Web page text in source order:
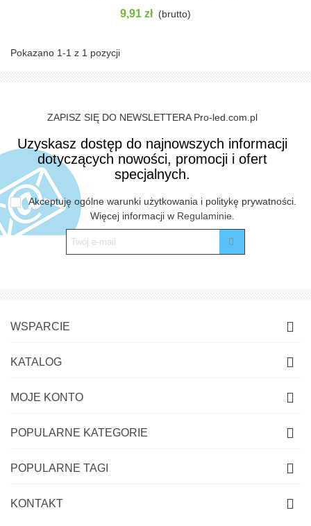
MR16 OKRĄGŁA ODLEW HALOGENOWA
RUCHOMA PATYNA
9,91 zł (brutto)
Pokazano 1-1 z 1 pozycji
ZAPISZ SIĘ DO NEWSLETTERA Pro-led.com.pl
Uzyskasz dostęp do najnowszych informacji
dotyczących nowości, promocji i ofert
specjalnych.
Akceptuję ogólne warunki użytkowania i politykę prywatności.
Więcej informacji w Regulaminie.
WSPARCIE
KATALOG
MOJE KONTO
POPULARNE KATEGORIE
POPULARNE TAGI
KONTAKT